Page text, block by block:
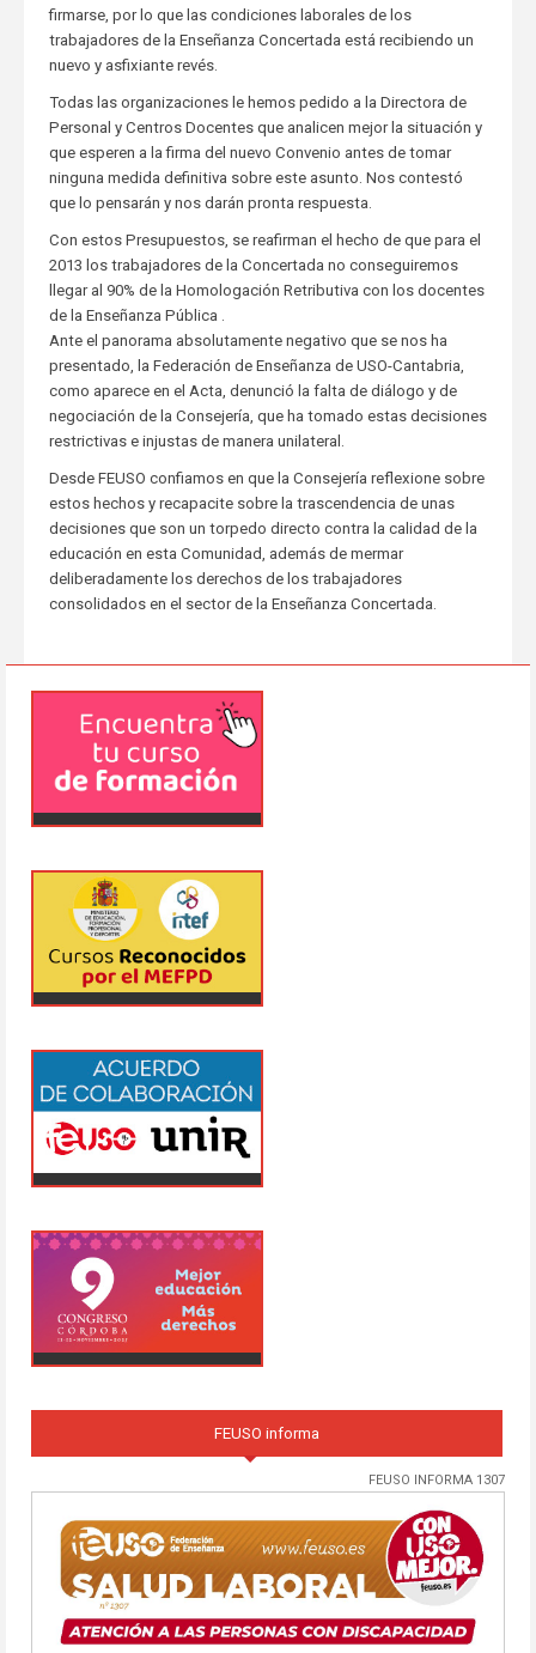
firmarse, por lo que las condiciones laborales de los
trabajadores de la Enseñanza Concertada está recibiendo un
nuevo y asfixiante revés.
Todas las organizaciones le hemos pedido a la Directora de
Personal y Centros Docentes que analicen mejor la situación y
que esperen a la firma del nuevo Convenio antes de tomar
ninguna medida definitiva sobre este asunto. Nos contestó
que lo pensarán y nos darán pronta respuesta.
Con estos Presupuestos, se reafirman el hecho de que para el
2013 los trabajadores de la Concertada no conseguiremos
llegar al 90% de la Homologación Retributiva con los docentes
de la Enseñanza Pública .
Ante el panorama absolutamente negativo que se nos ha
presentado, la Federación de Enseñanza de USO-Cantabria,
como aparece en el Acta, denunció la falta de diálogo y de
negociación de la Consejería, que ha tomado estas decisiones
restrictivas e injustas de manera unilateral.
Desde FEUSO confiamos en que la Consejería reflexione sobre
estos hechos y recapacite sobre la trascendencia de unas
decisiones que son un torpedo directo contra la calidad de la
educación en esta Comunidad, además de mermar
deliberadamente los derechos de los trabajadores
consolidados en el sector de la Enseñanza Concertada.
FEUSO informa
FEUSO INFORMA 1307